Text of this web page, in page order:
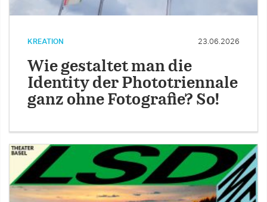
KREATION 23.06.2026
Wie gestaltet man die
Identity der Phototriennale
ganz ohne Fotografie? So!